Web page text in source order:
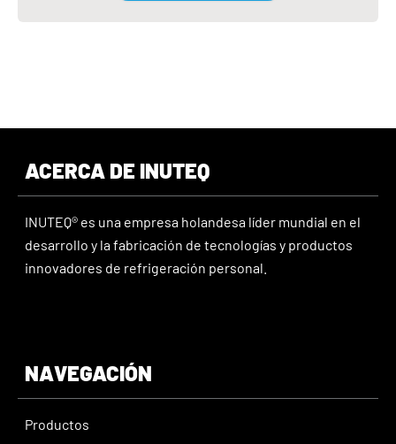
ACERCA DE INUTEQ
INUTEQ® es una empresa holandesa líder mundial en el
desarrollo y la fabricación de tecnologías y productos
innovadores de refrigeración personal.
NAVEGACIÓN
Productos